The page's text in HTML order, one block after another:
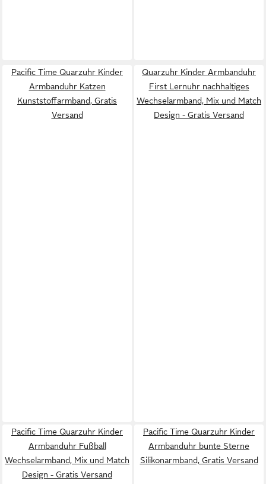
Pacific Time Quarzuhr Kinder
Armbanduhr Katzen
Kunststoffarmband, Gratis
Versand
Quarzuhr Kinder Armbanduhr
First Lernuhr nachhaltiges
Wechselarmband, Mix und Match
Design - Gratis Versand
Pacific Time Quarzuhr Kinder
Armbanduhr Fußball
Wechselarmband, Mix und Match
Design - Gratis Versand
Pacific Time Quarzuhr Kinder
Armbanduhr bunte Sterne
Silikonarmband, Gratis Versand